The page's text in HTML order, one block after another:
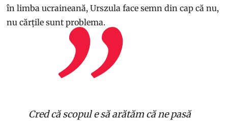
în limba ucraineană, Urszula face semn din cap că nu,
nu cărțile sunt problema.
Cred că scopul e să arătăm că ne pasă